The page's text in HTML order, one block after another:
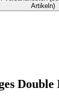
Artikeln)
Double